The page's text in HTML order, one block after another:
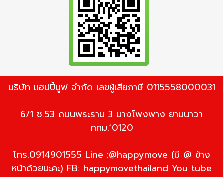
บริษัท แฮปปี้มูฟ จำกัด เลขผู้เสียภาษี 0115558000031
6/1 ซ.53 ถนนพระราม 3 บางโพงพาง ยานนาวา
กทม.10120
โทร.0914901555 Line :@happymove (มี @ ข้าง
หน้าด้วยนะคะ) FB: happymovethailand You tube